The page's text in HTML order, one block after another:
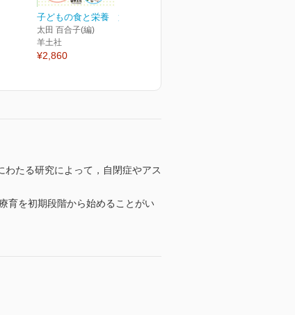
子どもの食と栄養 第3版
太田 百合子(編)
羊土社
¥2,860
たる研究によって，自閉症やアス
育を初期段階から始めることがい